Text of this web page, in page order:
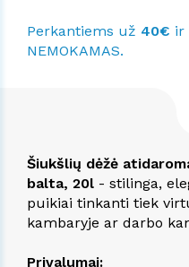
Perkantiems už 40€ ir
NEMOKAMAS.
Šiukšlių dėžė
balta, 20l - stilinga,
puikiai tinkanti tiek
kambaryje ar darbo
Privalumai: